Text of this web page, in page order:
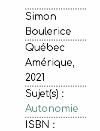
Simon
Boulerice
Québec
Amérique,
2021
Sujet(s) :
Autonomie
ISBN :